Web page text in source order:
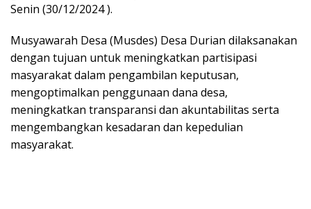
Senin (30/12/2024 ).
Musyawarah Desa (Musdes) Desa Durian dilaksanakan
dengan tujuan untuk meningkatkan partisipasi
masyarakat dalam pengambilan keputusan,
mengoptimalkan penggunaan dana desa,
meningkatkan transparansi dan akuntabilitas serta
mengembangkan kesadaran dan kepedulian
masyarakat.